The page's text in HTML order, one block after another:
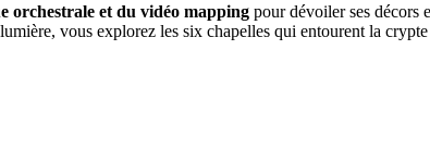
orchestrale et du vidéo mapping pour dévoiler ses décors
vous explorez les six chapelles qui entourent la